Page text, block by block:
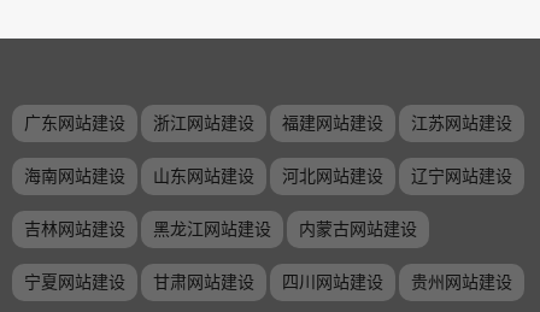
广东网站建设 浙江网站建设 福建网站建设 江苏网站建设
海南网站建设 山东网站建设 河北网站建设 辽宁网站建设
吉林网站建设 黑龙江网站建设 内蒙古网站建设
宁夏网站建设 甘肃网站建设 四川网站建设 贵州网站建设